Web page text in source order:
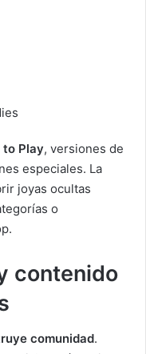
to Play, versiones de
especiales. La
joyas ocultas
o
contenido
comunidad.